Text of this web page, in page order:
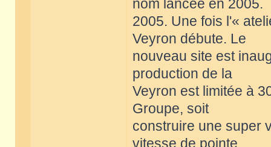
nom lancée en 2005.
2005. Une fois l'«
Veyron débute. Le
nouveau site est
production de la
Veyron est limitée à
Groupe, soit
construire une super
vitesse de pointe